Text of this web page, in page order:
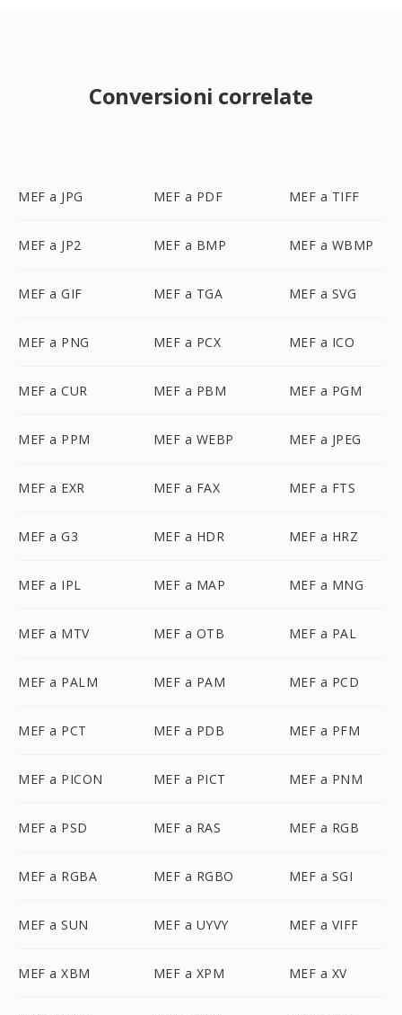
Conversioni correlate
MEF a JPG MEF a PDF MEF a TIFF
MEF a JP2 MEF a BMP MEF a WBMP
MEF a GIF MEF a TGA MEF a SVG
MEF a PNG MEF a PCX MEF a ICO
MEF a CUR MEF a PBM MEF a PGM
MEF a PPM MEF a WEBP MEF a JPEG
MEF a EXR MEF a FAX MEF a FTS
MEF a G3 MEF a HDR MEF a HRZ
MEF a IPL MEF a MAP MEF a MNG
MEF a MTV MEF a OTB MEF a PAL
MEF a PALM MEF a PAM MEF a PCD
MEF a PCT MEF a PDB MEF a PFM
MEF a PICON MEF a PICT MEF a PNM
MEF a PSD MEF a RAS MEF a RGB
MEF a RGBA MEF a RGBO MEF a SGI
MEF a SUN MEF a UYVY MEF a VIFF
MEF a XBM MEF a XPM MEF a XV